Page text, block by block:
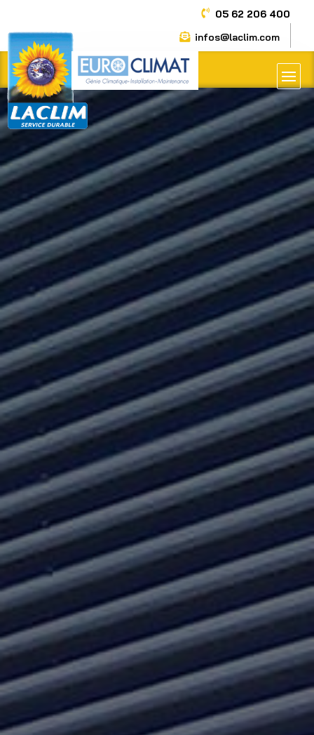
 05 62 206 400
 infos@laclim.com